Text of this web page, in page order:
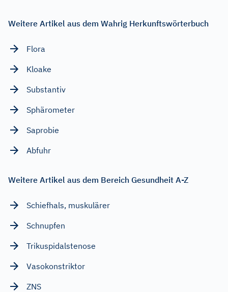
Weitere Artikel aus dem Wahrig Herkunftswörterbuch
Flora
Kloake
Substantiv
Sphärometer
Saprobie
Abfuhr
Weitere Artikel aus dem Bereich Gesundheit A-Z
Schiefhals, muskulärer
Schnupfen
Trikuspidalstenose
Vasokonstriktor
ZNS